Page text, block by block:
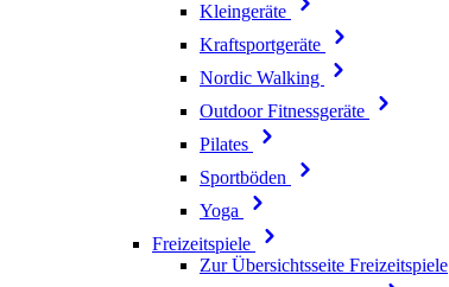
Kleingeräte
Kraftsportgeräte
Nordic Walking
Outdoor Fitnessgeräte
Pilates
Sportböden
Yoga
Freizeitspiele
Zur Übersichtsseite Freizeitspiele